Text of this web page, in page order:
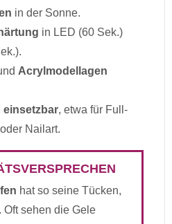
in der Sonne.
in LED (60 Sek.)
Acrylmodellagen
einsetzbar, etwa für Full-
Nailart.
hat so seine Tücken,
Oft sehen die Gele